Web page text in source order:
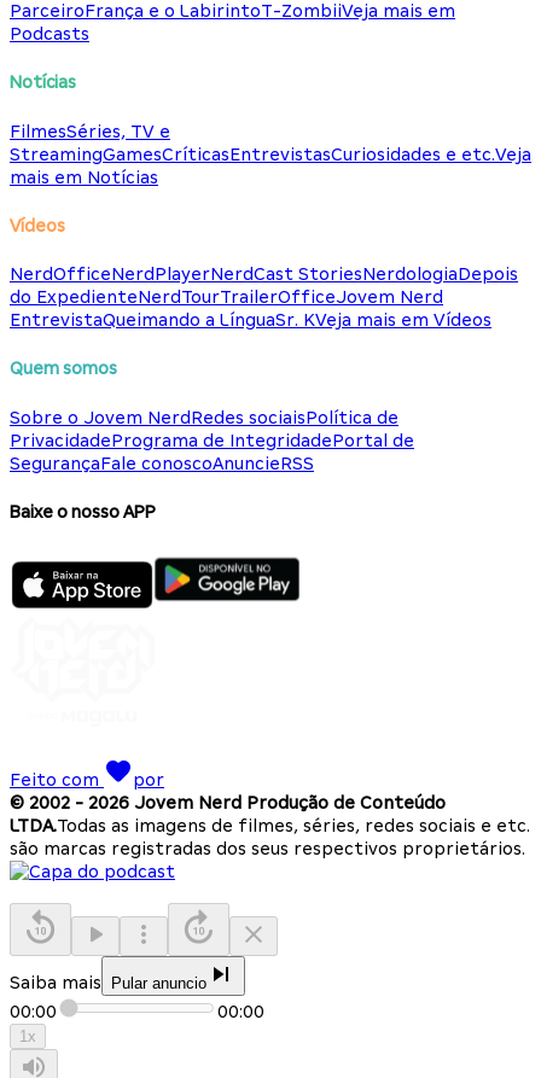
ParceiroFrança e o LabirintoT-ZombiiVeja mais em
Podcasts
Notícias
FilmesSéries, TV e
StreamingGamesCríticasEntrevistasCuriosidades e etc.Veja
mais em Notícias
Vídeos
NerdOfficeNerdPlayerNerdCast StoriesNerdologiaDepois
do ExpedienteNerdTourTrailerOfficeJovem Nerd
EntrevistaQueimando a LínguaSr. KVeja mais em Vídeos
Quem somos
Sobre o Jovem NerdRedes sociaisPolítica de
PrivacidadePrograma de IntegridadePortal de
SegurançaFale conoscoAnuncieRSS
Baixe o nosso APP
Feito com
por
© 2002 - 2026 Jovem Nerd Produção de Conteúdo
LTDA.Todas as imagens de filmes, séries, redes sociais e etc.
são marcas registradas dos seus respectivos proprietários.
Saiba mais Pular anuncio
00:00 00:00
1x